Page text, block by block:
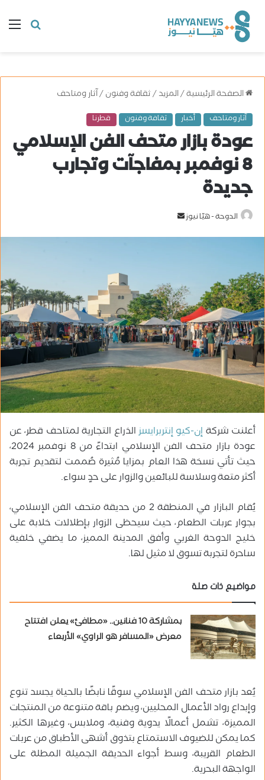
البحث
الصفحة الرئيسية/المزيد/ثقافة وفنون/آثار ومتاحف
آثار ومتاحف أخبار ثقافة وفنون قطرنا
عودة بازار متحف الفن الإسلامي
8 نوفمبر بمفاجآت وتجارب
جديدة
الدوحة - هيّا نيوز
ر
ي
د
ا
إ
ل
ك
ت
ر
و
ن
ي
ا
أعلنت شركةإن-كيو إنتربرايسزالذراع التجارية لمتاحف قطر، عن
عودة بازار متحف الفن الإسلامي ابتداءً من 8 نوفمبر 2024،
حيث تأتي نسخة هذا العام بمزايا مُثيرة صُممت لتقديم تجربة
أكثر متعة وسلاسة للبائعين والزوار على حدٍ سواء.
يُقام البازار في المنطقة 2 من حديقة متحف الفن الإسلامي،
بجوار عربات الطعام، حيث سيحظى الزوار بإطلالات خلابة على
خليج الدوحة الغربي وأفق المدينة المميز، ما يضفي خلفية
ساحرة لتجربة تسوق لا مثيل لها.
مواضيع ذات صلة
بمشاركة 10 فنانين.. «مطافئ» يعلن افتتاح
معرض «المسافر هو الراوي» الأربعاء
يُعد بازار متحف الفن الإسلامي سوقًا نابضًا بالحياة يجسد تنوع
وإبداع رواد الأعمال المحليين، ويضم باقة متنوعة من المنتجات
المميزة، تشمل أعمالًا يدوية وفنية، وملابس، وغيرها الكثير.
كما يمكن للضيوف الاستمتاع بتذوق أشهى الأطباق من عربات
الطعام القريبة، وسط أجواء الحديقة الجميلة المطلة على
الواجهة البحرية.